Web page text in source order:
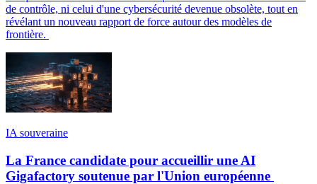
de contrôle, ni celui d'une cybersécurité devenue obsolète, tout en
révélant un nouveau rapport de force autour des modèles de
frontière.
IA souveraine
La France candidate pour accueillir une AI
Gigafactory soutenue par l'Union européenne